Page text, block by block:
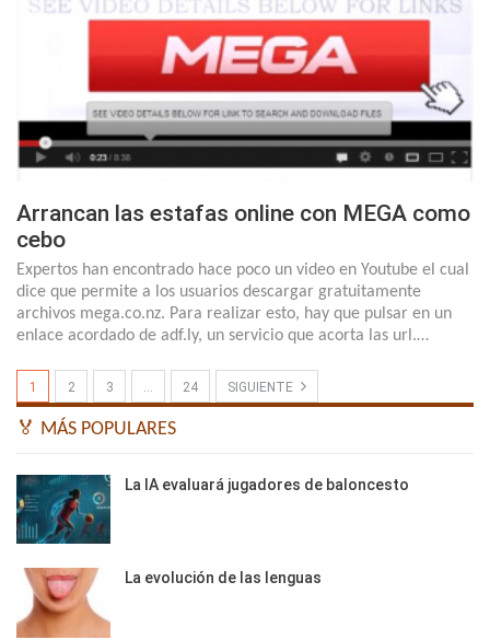
Arrancan las estafas online con MEGA como
cebo
Expertos han encontrado hace poco un video en Youtube el cual
dice que permite a los usuarios descargar gratuitamente
archivos mega.co.nz. Para realizar esto, hay que pulsar en un
enlace acordado de adf.ly, un servicio que acorta las url.…
1 2 3 … 24 SIGUIENTE
🏅 MÁS POPULARES
La IA evaluará jugadores de baloncesto
La evolución de las lenguas